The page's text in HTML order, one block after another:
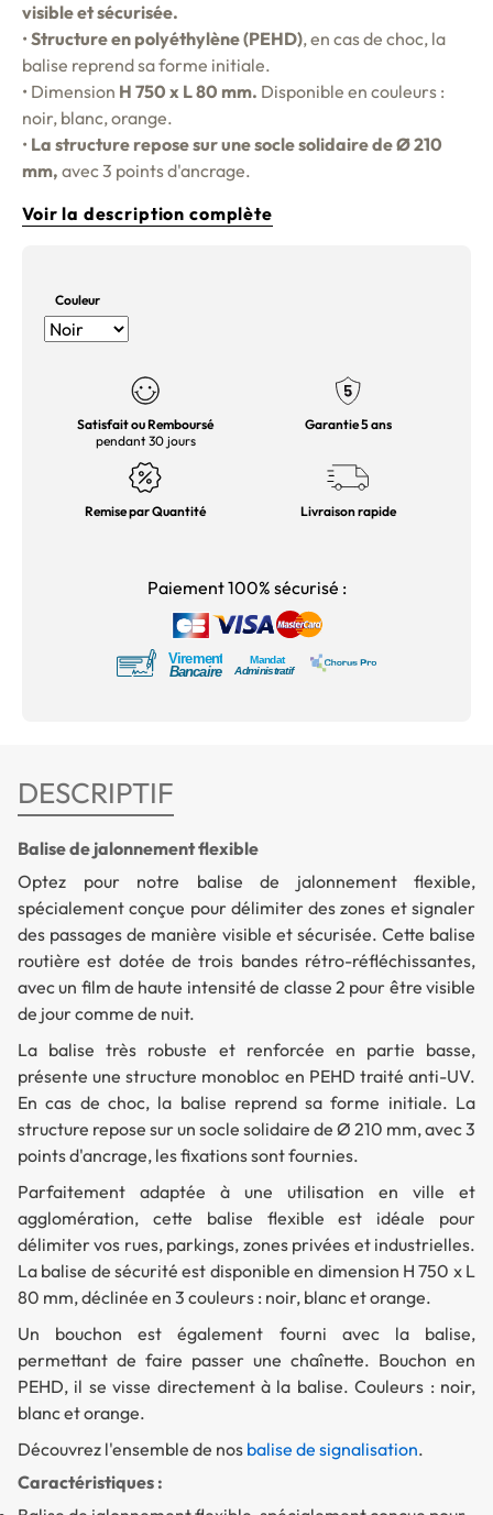
visible et sécurisée.
• Structure en polyéthylène (PEHD), en cas de choc, la
balise reprend sa forme initiale.
• Dimension H 750 x L 80 mm. Disponible en couleurs :
noir, blanc, orange.
• La structure repose sur une socle solidaire de Ø 210
mm, avec 3 points d'ancrage.
Voir la description complète
Couleur
Satisfait ou Remboursé
pendant 30 jours
Garantie 5 ans
Remise par Quantité Livraison rapide
Paiement 100% sécurisé :
DESCRIPTIF
Balise de jalonnement flexible
Optez pour notre balise de jalonnement flexible,
spécialement conçue pour délimiter des zones et signaler
des passages de manière visible et sécurisée. Cette balise
routière est dotée de trois bandes rétro-réfléchissantes,
avec un film de haute intensité de classe 2 pour être visible
de jour comme de nuit.
La balise très robuste et renforcée en partie basse,
présente une structure monobloc en PEHD traité anti-UV.
En cas de choc, la balise reprend sa forme initiale. La
structure repose sur un socle solidaire de Ø 210 mm, avec 3
points d'ancrage, les fixations sont fournies.
Parfaitement adaptée à une utilisation en ville et
agglomération, cette balise flexible est idéale pour
délimiter vos rues, parkings, zones privées et industrielles.
La balise de sécurité est disponible en dimension H 750 x L
80 mm, déclinée en 3 couleurs : noir, blanc et orange.
Un bouchon est également fourni avec la balise,
permettant de faire passer une chaînette. Bouchon en
PEHD, il se visse directement à la balise. Couleurs : noir,
blanc et orange.
Découvrez l'ensemble de nos balise de signalisation.
Caractéristiques :